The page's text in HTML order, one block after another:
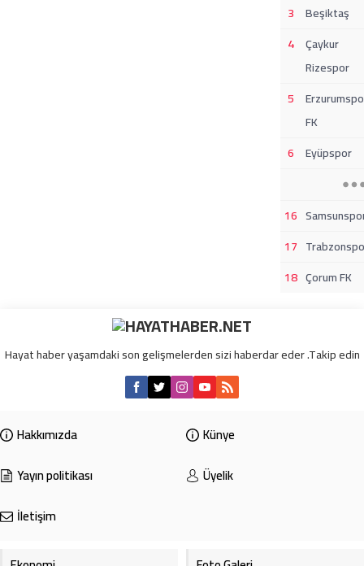
3 Beşiktaş
4 Çaykur
Rizespor
5
FK
6 Eyüpspor
16
17
18 Çorum FK
Hayat haber yaşamdaki son gelişmelerden sizi haberdar eder .Takip edin
Hakkımızda
Künye
Yayın politikası
Üyelik
İletişim